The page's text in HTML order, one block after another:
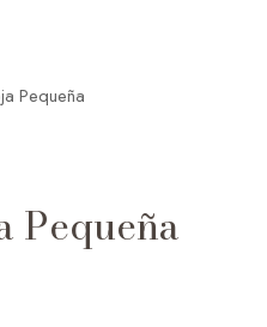
Pequeña
Pequeña